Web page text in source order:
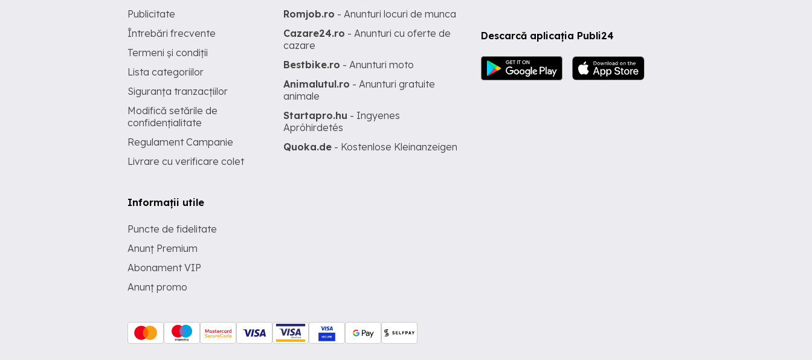
Descarcă aplicația Publi24
Publicitate
Întrebări frecvente
Termeni și condiții
Lista categoriilor
Siguranța tranzacțiilor
Modifică setările de
confidențialitate
Regulament Campanie
Livrare cu verificare colet
Informații utile
Puncte de fidelitate
Anunț Premium
Abonament VIP
Anunț promo
Romjob.ro - Anunturi locuri de munca
Cazare24.ro - Anunturi cu oferte de
cazare
Bestbike.ro - Anunturi moto
Animalutul.ro - Anunturi gratuite
animale
Startapro.hu - Ingyenes
Apróhirdetés
Quoka.de - Kostenlose Kleinanzeigen